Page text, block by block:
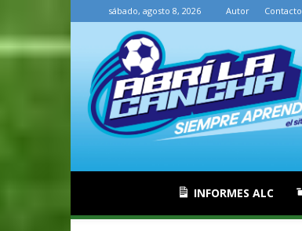
sábado, agosto 8, 2026 Autor Contacto
INFORMES ALC